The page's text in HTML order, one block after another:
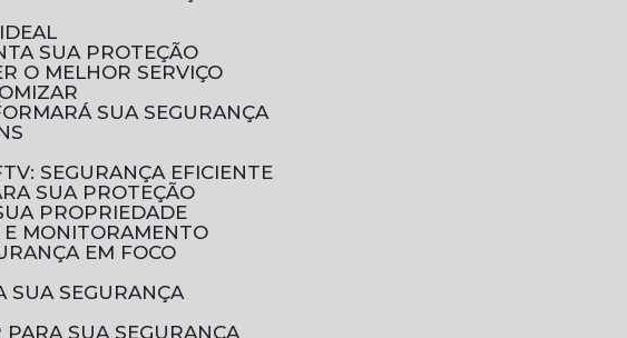
SUA PROTEÇÃO
O MELHOR SERVIÇO
SUA SEGURANÇA
SEGURANÇA EFICIENTE
SUA PROTEÇÃO
PROPRIEDADE
E MONITORAMENTO
EM FOCO
SUA SEGURANÇA
PARA SUA SEGURANÇA